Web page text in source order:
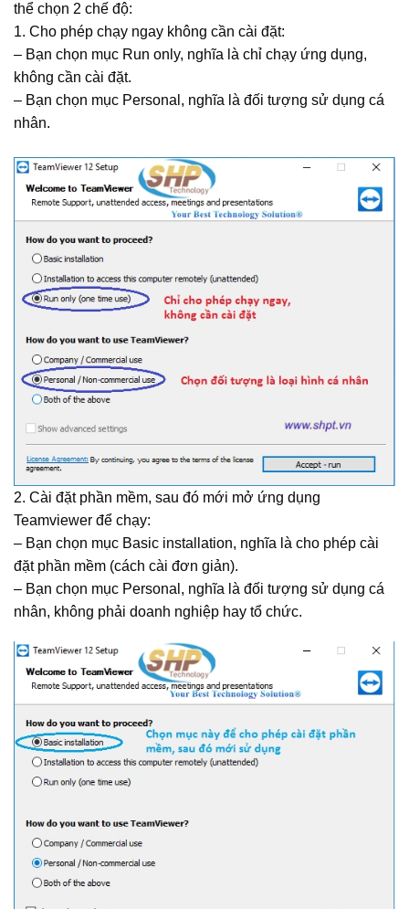
thể chọn 2 chế độ:
1. Cho phép chạy ngay không cần cài đặt:
– Bạn chọn mục Run only, nghĩa là chỉ chạy ứng dụng,
không cần cài đặt.
– Bạn chọn mục Personal, nghĩa là đối tượng sử dụng cá
nhân.
2. Cài đặt phần mềm, sau đó mới mở ứng dụng
Teamviewer để chạy:
– Bạn chọn mục Basic installation, nghĩa là cho phép cài
đặt phần mềm (cách cài đơn giản).
– Bạn chọn mục Personal, nghĩa là đối tượng sử dụng cá
nhân, không phải doanh nghiệp hay tổ chức.